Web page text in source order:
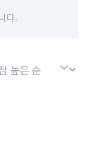
다.